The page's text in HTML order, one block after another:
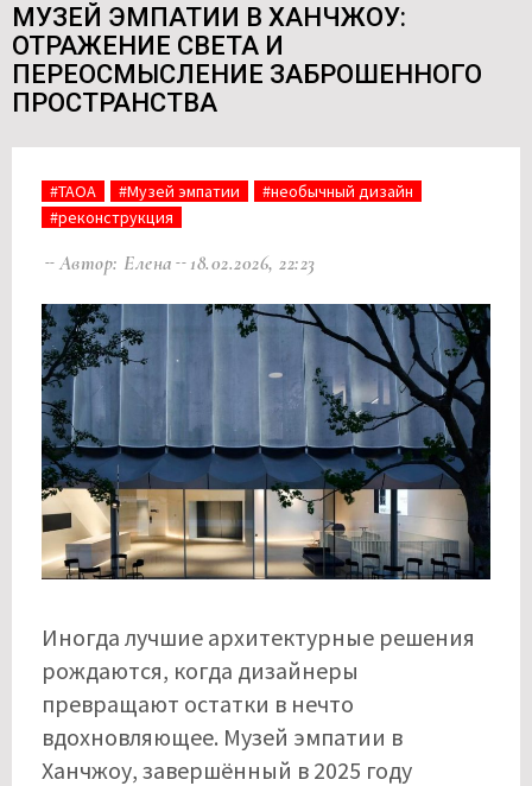
МУЗЕЙ ЭМПАТИИ В ХАНЧЖОУ:
ОТРАЖЕНИЕ СВЕТА И
ПЕРЕОСМЫСЛЕНИЕ ЗАБРОШЕННОГО
ПРОСТРАНСТВА
#TAOA #Музей эмпатии
#необычный дизайн
#реконструкция
Автор: Елена 18.02.2026, 22:23
Иногда лучшие архитектурные решения
рождаются, когда дизайнеры
превращают остатки в нечто
вдохновляющее. Музей эмпатии в
Ханчжоу, завершённый в 2025 году